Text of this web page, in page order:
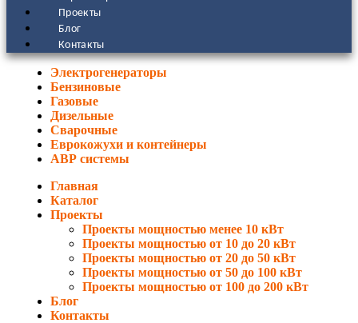
Проекты
Блог
Контакты
Электрогенераторы
Бензиновые
Газовые
Дизельные
Сварочные
Еврокожухи и контейнеры
АВР системы
Главная
Каталог
Проекты
Проекты мощностью менее 10 кВт
Проекты мощностью от 10 до 20 кВт
Проекты мощностью от 20 до 50 кВт
Проекты мощностью от 50 до 100 кВт
Проекты мощностью от 100 до 200 кВт
Блог
Контакты